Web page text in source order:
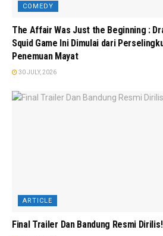
COMEDY
The Affair Was Just the Beginning :
Squid Game Ini Dimulai dari
Penemuan Mayat
30 JULY, 2026
ARTICLE
Final Trailer Dan Bandung Resmi Dirilis!